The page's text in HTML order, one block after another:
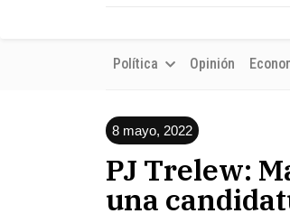
Política Opinión
8 mayo, 2022
PJ Trelew:
una